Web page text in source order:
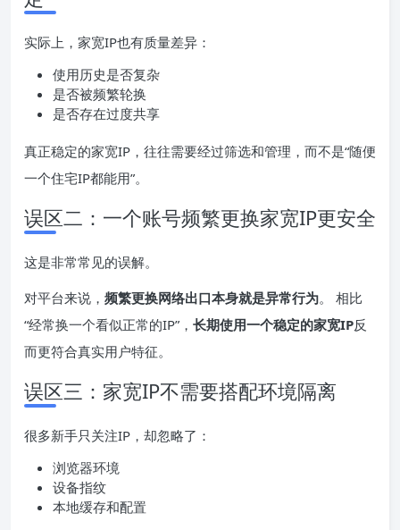
实际上，家宽IP也有质量差异：
使用历史是否复杂
是否被频繁轮换
是否存在过度共享
真正稳定的家宽IP，往往需要经过筛选和管理，而不是“随便
一个住宅IP都能用”。
误区二：一个账号频繁更换家宽IP更安全
这是非常常见的误解。
对平台来说， 频繁更换网络出口本身就是异常行为。 相比
“经常换一个看似正常的IP”， 长期使用一个稳定的家宽IP反
而更符合真实用户特征。
误区三：家宽IP不需要搭配环境隔离
很多新手只关注IP，却忽略了：
浏览器环境
设备指纹
本地缓存和配置